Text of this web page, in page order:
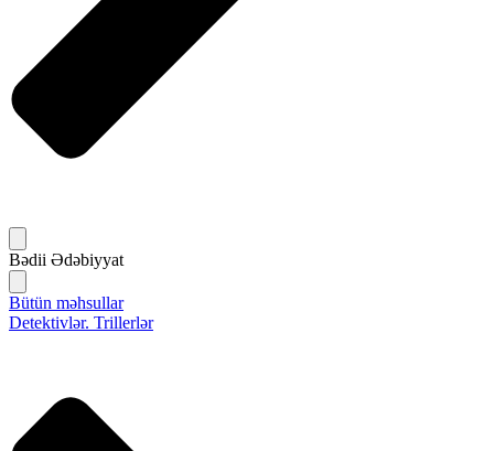
Bədii Ədəbiyyat
Bütün məhsullar
Detektivlər. Trillerlər